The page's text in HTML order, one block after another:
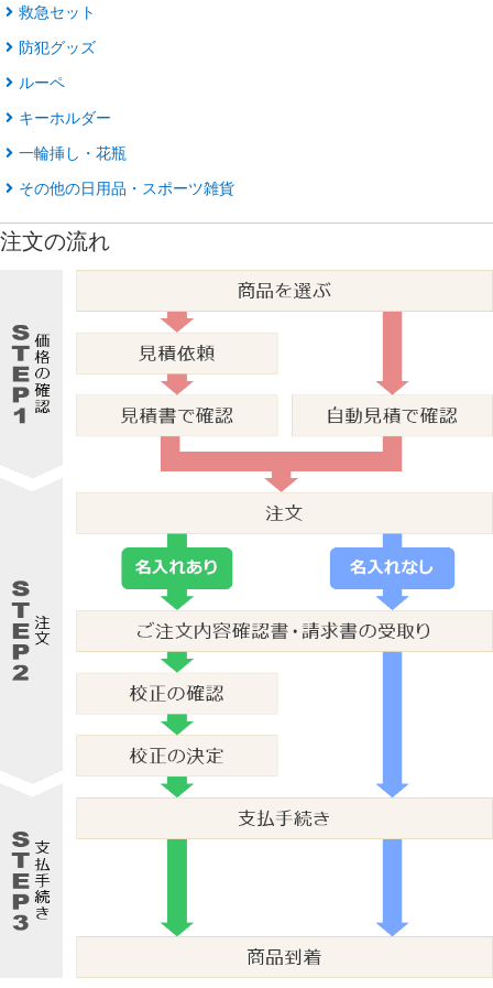
救急セット
防犯グッズ
ルーペ
キーホルダー
一輪挿し・花瓶
その他の日用品・スポーツ雑貨
注文の流れ